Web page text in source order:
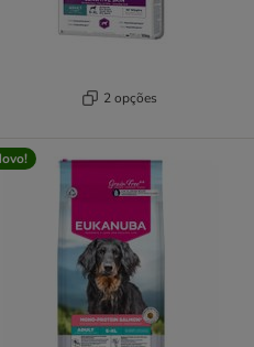
2 opções